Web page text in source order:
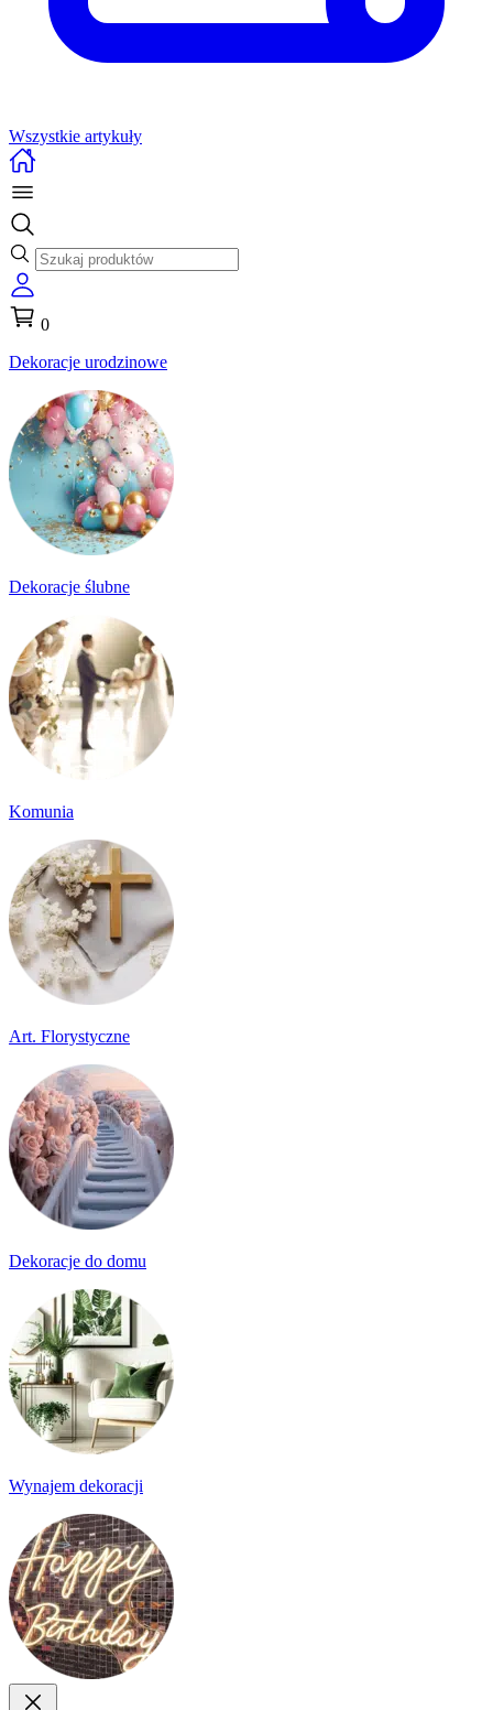
Wszystkie artykuły
0
Dekoracje urodzinowe
Dekoracje ślubne
Komunia
Art. Florystyczne
Dekoracje do domu
Wynajem dekoracji